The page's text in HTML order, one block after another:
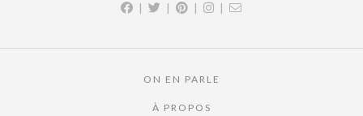
| | | |
ON EN PARLE
À PROPOS